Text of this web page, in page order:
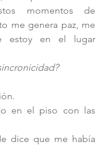
momentos de
me genera paz, me
estoy en el lugar
en el piso con las
dice que me había